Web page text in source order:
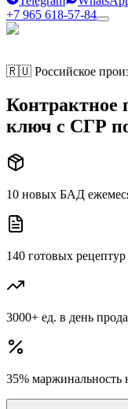
+7 965 618-57-84
🇷🇺 Российское
Контрактное
ключ с СГР
10 новых БАД
140 готовых рецептур
3000+ ед. в день
35%